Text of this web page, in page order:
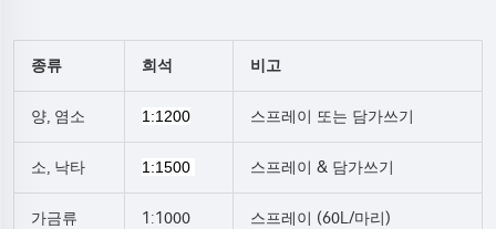
종류 희석 비고
양, 염소 1:1200 스프레이 또는 담가쓰기
소, 낙타 1:1500 스프레이 & 담가쓰기
가금류 1:1000 스프레이 (60L/마리)